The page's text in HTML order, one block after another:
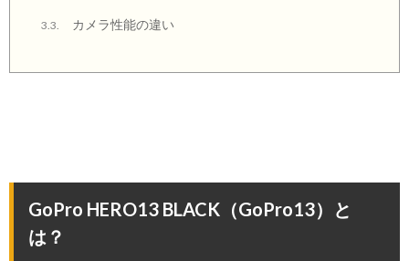
3.3. カメラ性能の違い
GoPro HERO13 BLACK（GoPro13）と
は？